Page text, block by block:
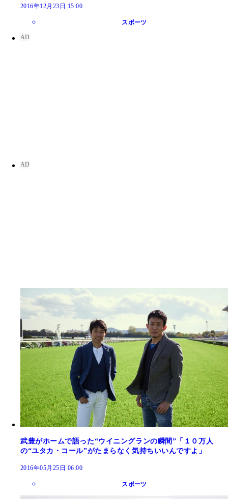
2016年12月23日 15:00
スポーツ
武豊がホームで語った“ウイニングランの瞬間”「１０万人
の“ユタカ・コール”がたまらなく気持ちいいんですよ」
2016年05月25日 06:00
スポーツ